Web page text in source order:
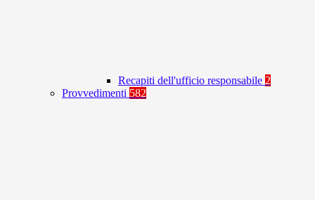
Recapiti dell'ufficio responsabile 2
Provvedimenti 582